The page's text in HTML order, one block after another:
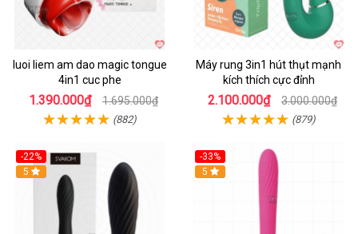
luoi liem am dao magic tongue
4in1 cuc phe
1.390.000₫ 1.695.000₫
(882)
Máy rung 3in1 hút thụt mạnh
kích thích cực đỉnh
2.100.000₫ 3.000.000₫
(879)
-22%
Hot
5
-33%
Hot
5